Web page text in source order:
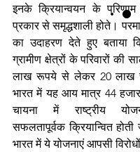
इनके क्रियान्वयन के
प्रकार से समृद्धशाली होते।
का उदाहरण देते हुए बताया
ग्रामीण क्षेत्रों के परिवारों की
लाख रूपये से लेकर 20 लाख
भारत में यह आय मात्र 44
चायना में राष्ट्रीय
सफलतापूर्वक क्रियान्वित
भारत में ये योजनाएं आपसी